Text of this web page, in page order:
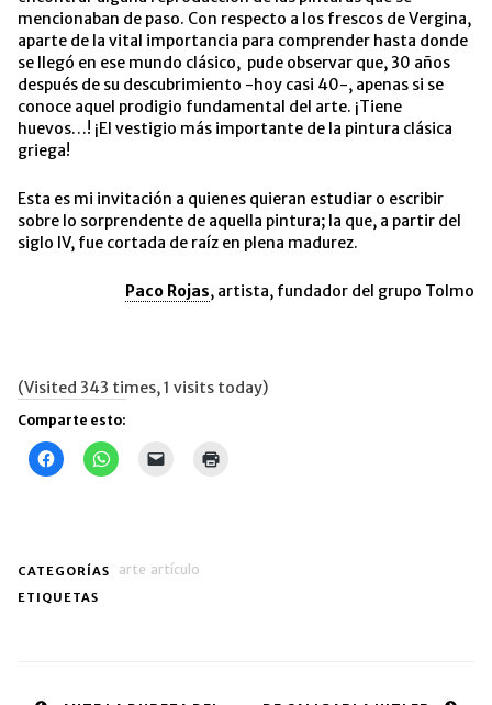
mencionaban de paso. Con respecto a los frescos de Vergina,
aparte de la vital importancia para comprender hasta donde
se llegó en ese mundo clásico, pude observar que, 30 años
después de su descubrimiento -hoy casi 40-, apenas si se
conoce aquel prodigio fundamental del arte. ¡Tiene
huevos…! ¡El vestigio más importante de la pintura clásica
griega!
Esta es mi invitación a quienes quieran estudiar o escribir
sobre lo sorprendente de aquella pintura; la que, a partir del
siglo IV, fue cortada de raíz en plena madurez.
Paco Rojas, artista, fundador del grupo Tolmo
(Visited 343 times, 1 visits today)
Comparte esto:
Haz
clic
en
ventana
Haz
clic
en electrónico
CATEGORÍAS arte artículo
ETIQUETAS